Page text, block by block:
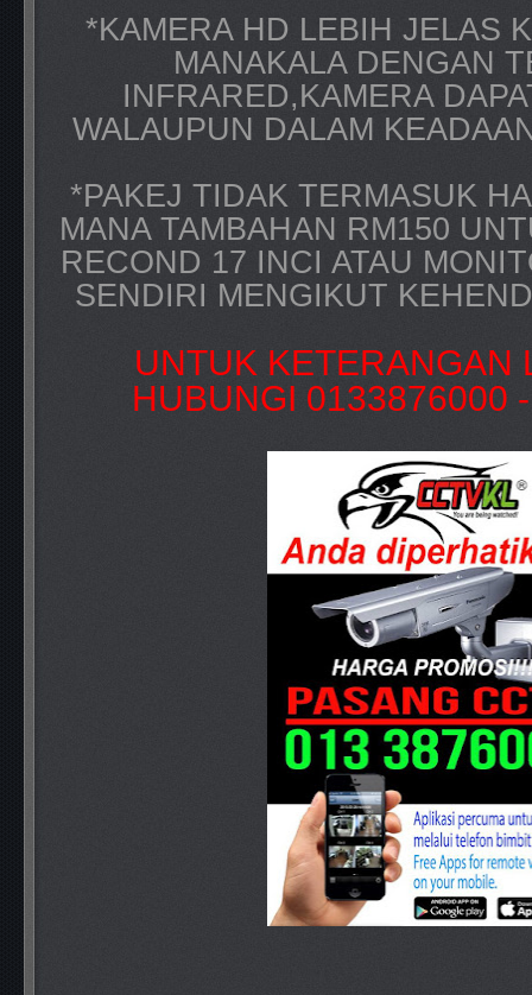
*KAMERA HD LEBIH JELAS
MANAKALA DENGAN
INFRARED,KAMERA
WALAUPUN DALAM
*PAKEJ TIDAK TERMASUK
MANA TAMBAHAN RM150
RECOND 17 INCI ATAU
SENDIRI MENGIKUT
UNTUK KETERANGAN
HUBUNGI 0133876000